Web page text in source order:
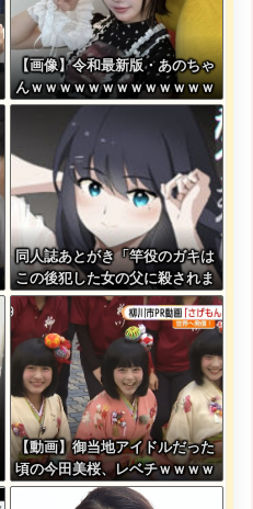
【画像】令和最新版・あのちゃ
んｗｗｗｗｗｗｗｗｗｗｗｗｗ
ｗ
同人誌あとがき「竿役のガキは
この後犯した女の父に殺されま
す」
【動画】御当地アイドルだった
頃の今田美桜、レベチｗｗｗｗ
ｗｗｗｗｗｗｗｗｗｗｗｗｗｗ